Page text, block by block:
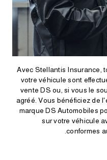
Avec Stellantis Insurance,
votre véhicule sont
vente DS ou, si vous le
agréé. Vous bénéficiez de
marque DS Automobiles
sur votre véhicule
conformes